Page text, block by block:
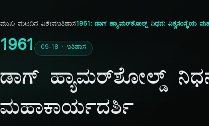
ಮುಖ ಪುಟದಿನ ವಿಶೇಷಇತಿಹಾಸ1961: ಡಾಗ್ ಹ್ಯಾಮರ್‌ಶೋಲ್ಡ್ ನಿಧನ: ವಿಶ್ವಸಂಸ್ಥೆಯ
1961 09-18 · ಇತಿಹಾಸ
ಡಾಗ್ ಹ್ಯಾಮರ್‌ಶೋಲ್ಡ್
ಮಹಾಕಾರ್ಯದರ್ಶಿ